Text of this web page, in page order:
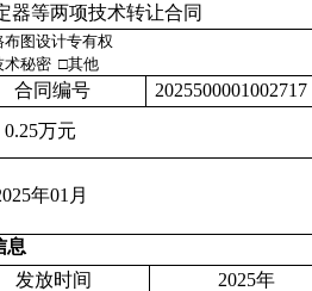
器等两项技术转让合同
图设计专有权
术秘密 □其他
合同编号
2025500001002717
0.25万元
年01 月
息
发放时间 2025年